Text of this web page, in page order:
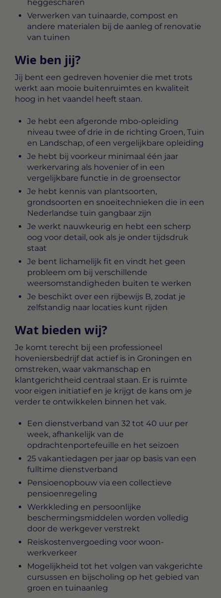
heggescharen
Verwerken van tuinaarde, compost en
andere materialen bij de aanleg of renovatie
van tuinen
Wie ben jij?
Jij bent een gedreven hovenier die met trots
werkt aan mooie buitenruimtes en kwaliteit
hoog in het vaandel heeft staan.
Je hebt een afgeronde mbo-opleiding
niveau twee of drie in de richting Groen, Tuin
en Landschap, of een vergelijkbare opleiding
Je hebt bij voorkeur minimaal één jaar
werkervaring als hovenier of in een
vergelijkbare functie in de groensector
Je hebt kennis van plantsoorten,
grondsoorten en snoeitechnieken die in een
Nederlandse tuin gangbaar zijn
Je werkt nauwkeurig en hebt een scherp
oog voor detail, ook als je onder tijdsdruk
staat
Je bent lichamelijk fit en vindt het geen
probleem om bij verschillende
weersomstandigheden buiten te werken
Je beschikt over een rijbewijs B, zodat je
zelfstandig naar locaties kunt rijden
Wat bieden wij?
Je komt terecht bij een professioneel
hoveniersbedrijf dat actief is in Groningen en
omstreken, waar vakmanschap en
klantgerichtheid centraal staan. Er is ruimte
voor eigen initiatief en je krijgt de kans om je
verder te ontwikkelen binnen het vak.
Een dienstverband van 32 tot 40 uur per
week, afhankelijk van de
opdrachtenportefeuille en het seizoen
25 vakantiedagen per jaar op basis van een
fulltime dienstverband
Pensioenopbouw via een collectieve
pensioenregeling
Werkkleding en persoonlijke
beschermingsmiddelen worden volledig
door de werkgever verstrekt
Reiskostenvergoeding voor woon-
werkverkeer
Mogelijkheid tot het volgen van vakgerichte
cursussen en bijscholing op het gebied van
groen en tuinaanleg